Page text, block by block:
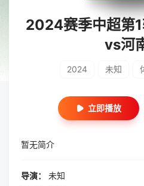
2024赛季中超第
vs河
2024 未知
立即播放
暂无简介
导演：
未知